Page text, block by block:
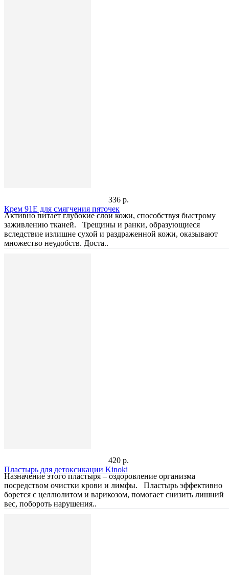
336 р.
Крем 91E для смягчения пяточек
Активно питает глубокие слои кожи, способствуя быстрому
заживлению тканей. Трещины и ранки, образующиеся
вследствие излишне сухой и раздраженной кожи, оказывают
множество неудобств. Доста..
420 р.
Пластырь для детоксикации Kinoki
Назначение этого пластыря – оздоровление организма
посредством очистки крови и лимфы. Пластырь эффективно
борется с целлюлитом и варикозом, помогает снизить лишний
вес, побороть нарушения..